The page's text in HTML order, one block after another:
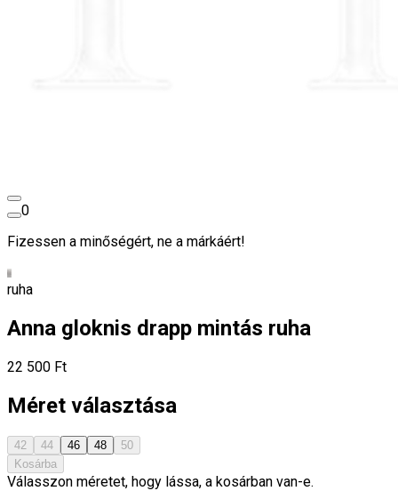
0
Fizessen a minőségért, ne a márkáért!
ruha
Anna gloknis drapp mintás ruha
22 500 Ft
Méret választása
42 44 46 48
50
Kosárba
Válasszon méretet, hogy lássa, a kosárban van-e.